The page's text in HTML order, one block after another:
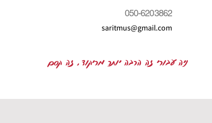
050-6203862
saritmus@gmail.com
ניה עבורי זה הרבה יותר מריקוד, זה קסם